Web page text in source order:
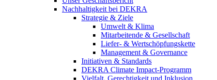
Nachhaltigkeit bei DEKRA
Strategie & Ziele
Umwelt & Klima
Mitarbeitende & Gesellschaft
Liefer- & Wertschöpfungskette
Management & Governance
Initiativen & Standards
DEKRA Climate Impact-Programm
Vielfalt, Gerechtigkeit und Inklusion​